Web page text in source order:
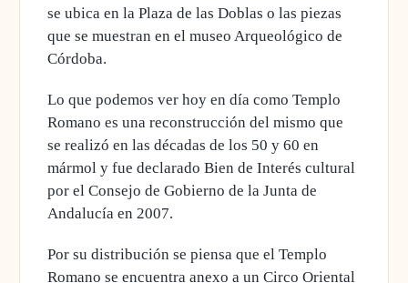
se ubica en la Plaza de las Doblas o las piezas
que se muestran en el museo Arqueológico de
Córdoba.
Lo que podemos ver hoy en día como Templo
Romano es una reconstrucción del mismo que
se realizó en las décadas de los 50 y 60 en
mármol y fue declarado Bien de Interés cultural
por el Consejo de Gobierno de la Junta de
Andalucía en 2007.
Por su distribución se piensa que el Templo
Romano se encuentra anexo a un Circo Oriental